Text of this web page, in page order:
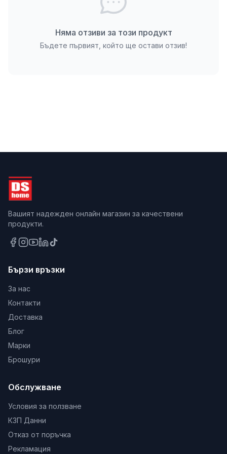
жилищни помещения и мазета до гаражи и
УпотребаНяма отзиви за този продукт
Бъдете първият, който ще остави отзив!
Вашият надежден онлайн магазин за качествени
продукти.
Бързи връзки
За нас
Контакти
Доставка
Блог
Марки
Брошури
Обслужване
Условия за ползване
КЗП Данни
Отказ от поръчка
Рекламация